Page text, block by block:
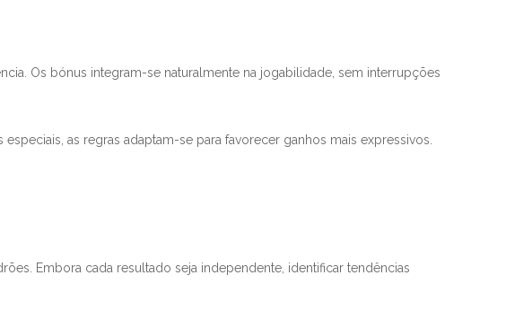
Os bónus integram-se naturalmente na jogabilidade, sem interrupções
as regras adaptam-se para favorecer ganhos mais expressivos.
Embora cada resultado seja independente, identificar tendências